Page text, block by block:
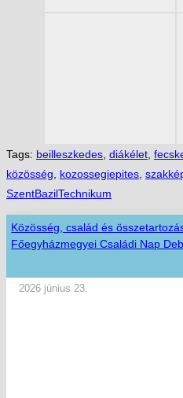
Tags: beilleszkedes diákélet
közösség
kozossegiepites
SzentBazilTechnikum
Közösség, család és
Főegyházmegyei Családi Nap
2026 június 23.